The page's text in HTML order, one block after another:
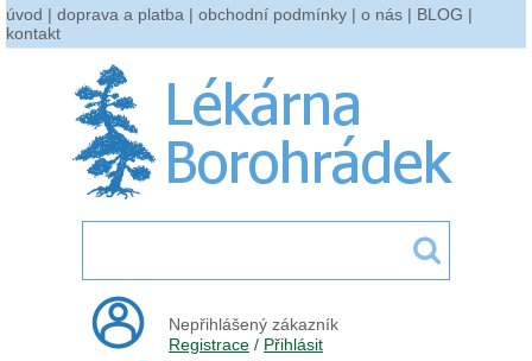
úvod | doprava a platba | obchodní podmínky | o nás | BLOG |
kontakt
Nepřihlášený zákazník
Registrace / Přihlásit